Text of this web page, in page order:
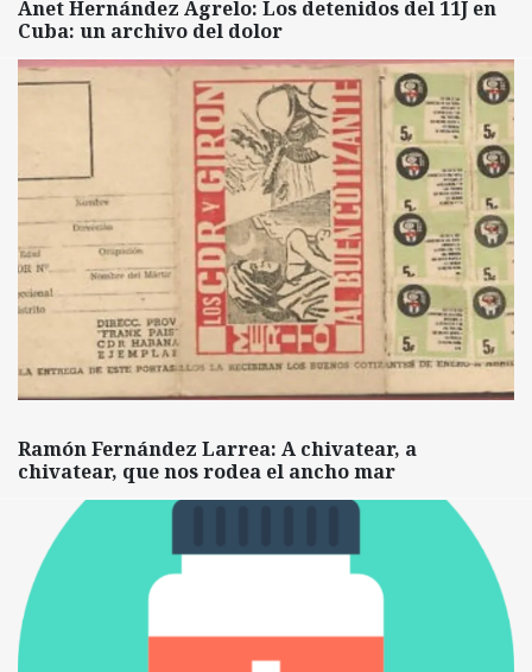
Anet Hernández Agrelo: Los detenidos del 11J en
Cuba: un archivo del dolor
Ramón Fernández Larrea: A chivatear, a
chivatear, que nos rodea el ancho mar